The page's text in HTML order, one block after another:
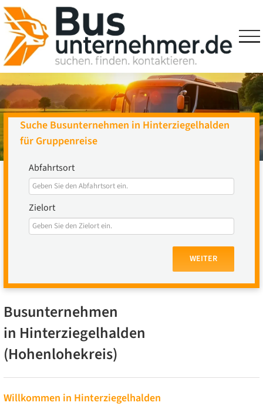
Skip
to
content
Suche Busunternehmen in Hinterziegelhalden
für Gruppenreise
Abfahrtsort
Zielort
WEITER
Busunternehmen
in Hinterziegelhalden
(Hohenlohekreis)
Willkommen in Hinterziegelhalden